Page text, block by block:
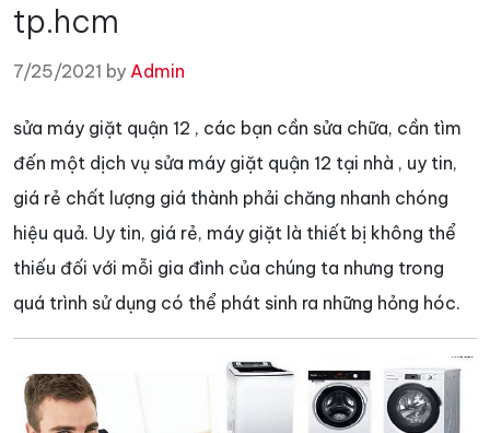
tp.hcm
7/25/2021 by Admin
sửa máy giặt quận 12 , các bạn cần sửa chữa, cần tìm
đến một dịch vụ sửa máy giặt quận 12 tại nhà , uy tin,
giá rẻ chất lượng giá thành phải chăng nhanh chóng
hiệu quả. Uy tin, giá rẻ, máy giặt là thiết bị không thể
thiếu đối với mỗi gia đình của chúng ta nhưng trong
quá trình sử dụng có thể phát sinh ra những hỏng hóc.